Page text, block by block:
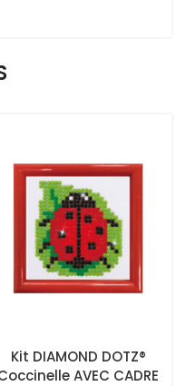
Kit DIAMOND DOTZ®
AVEC CADRE